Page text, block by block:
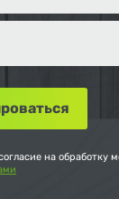
на обработку